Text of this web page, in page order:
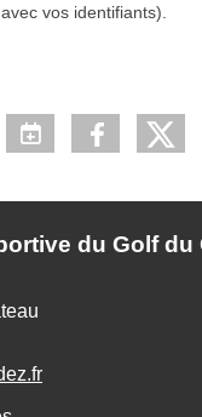
vos identifiants).
du Golf du